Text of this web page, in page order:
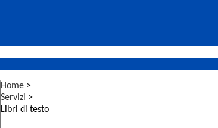
Home >
Servizi >
Libri di testo